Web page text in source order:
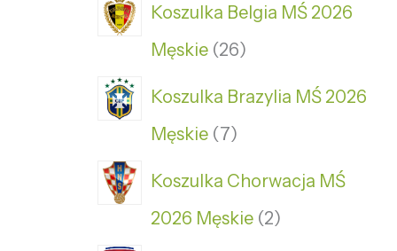
Koszulka Belgia MŚ 2026
Męskie 26
Koszulka Brazylia MŚ 2026
Męskie 7
Koszulka Chorwacja MŚ
2026 Męskie 2